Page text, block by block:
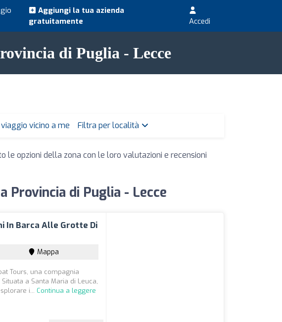
Aggiungi la tua azienda
gratuitamente
Accedi
di Puglia - Lecce
vicino a me Filtra per località
le opzioni della zona con le loro valutazioni e recensioni
Provincia di Puglia - Lecce
In Barca Alle Grotte Di
Mappa
Tours, una compagnia
a Santa Maria di Leuca,
i... Continua a leggere